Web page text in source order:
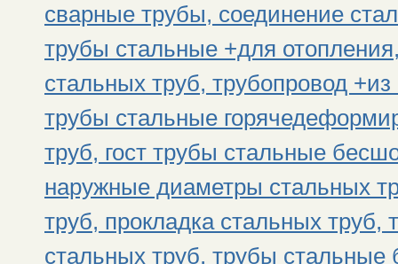
сварные трубы, соединение
трубы стальные +для
стальных труб, трубопровод
трубы стальные
труб, гост трубы стальные
наружные диаметры стальных
труб, прокладка стальных труб,
стальных труб, трубы